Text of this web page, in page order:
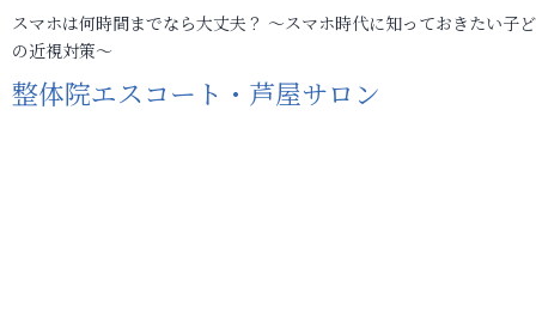
スマホは何時間までなら大丈夫？ ～スマホ時代に知っておきたい子
の近視対策～
整体院エスコート・芦屋サロン